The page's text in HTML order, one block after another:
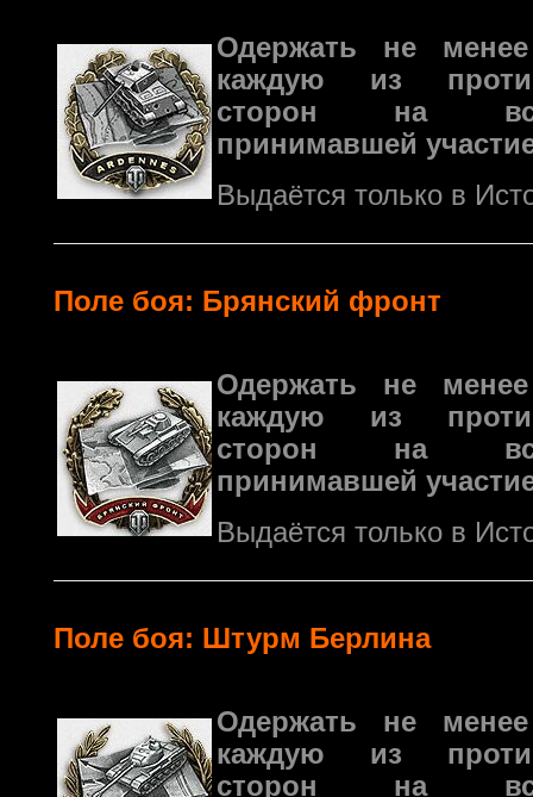
Одержать не
каждую из
сторон на
принимавшей
Выдаётся только в
Поле боя: Брянский фронт
Одержать не
каждую из
сторон на
принимавшей
Выдаётся только в
Поле боя: Штурм Берлина
Одержать не
каждую из
сторон на